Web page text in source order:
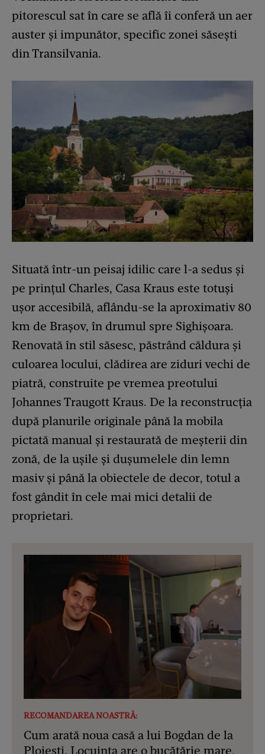
pitorescul sat în care se află îi conferă un aer
auster și impunător, specific zonei săsești
din Transilvania.
Situată într-un peisaj idilic care l-a sedus și
pe prințul Charles, Casa Kraus este totuși
ușor accesibilă, aflându-se la aproximativ 80
km de Brașov, în drumul spre Sighișoara.
Renovată în stil săsesc, păstrând căldura și
culoarea locului, clădirea are ziduri vechi de
piatră, construite pe vremea preotului
Johannes Traugott Kraus. De la reconstrucția
după planurile originale până la mobila
pictată manual și restaurată de meșterii din
zonă, de la ușile și dușumelele din lemn
masiv și până la obiectele de decor, totul a
fost gândit în cele mai mici detalii de
proprietari.
RECOMANDAREA NOASTRĂ:
Cum arată noua casă a lui Bogdan de la
Ploiești. Locuința are o bucătărie mare,